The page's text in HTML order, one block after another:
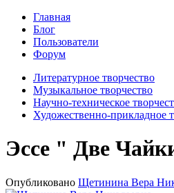
Главная
Блог
Пользователи
Форум
Литературное творчество
Музыкальное творчество
Научно-техническое
Художественно-прикладное
Эссе " Две
Опубликовано Щетинина Вера